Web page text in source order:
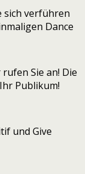
sich verführen
Dance
Sie an! Die
Publikum!
und Give